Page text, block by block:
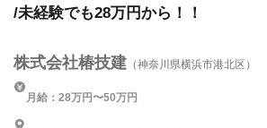
/未経験でも28万円から！！
株式会社椿技建 （神奈川県横浜市港北区）
月給：28万円〜50万円